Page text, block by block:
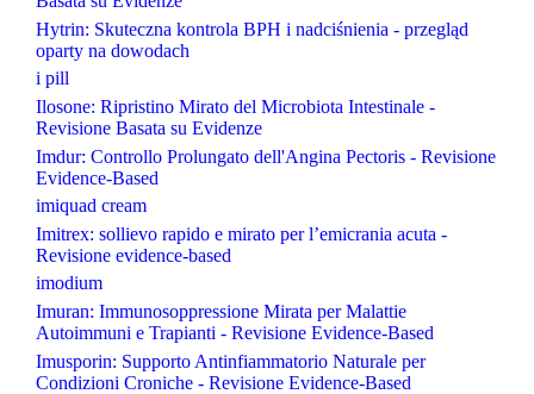
Hytrin: Skuteczna kontrola BPH i nadciśnienia - przegląd
oparty na dowodach
i pill
Ilosone: Ripristino Mirato del Microbiota Intestinale -
Revisione Basata su Evidenze
Imdur: Controllo Prolungato dell'Angina Pectoris - Revisione
Evidence-Based
imiquad cream
Imitrex: sollievo rapido e mirato per l’emicrania acuta -
Revisione evidence-based
imodium
Imuran: Immunosoppressione Mirata per Malattie
Autoimmuni e Trapianti - Revisione Evidence-Based
Imusporin: Supporto Antinfiammatorio Naturale per
Condizioni Croniche - Revisione Evidence-Based